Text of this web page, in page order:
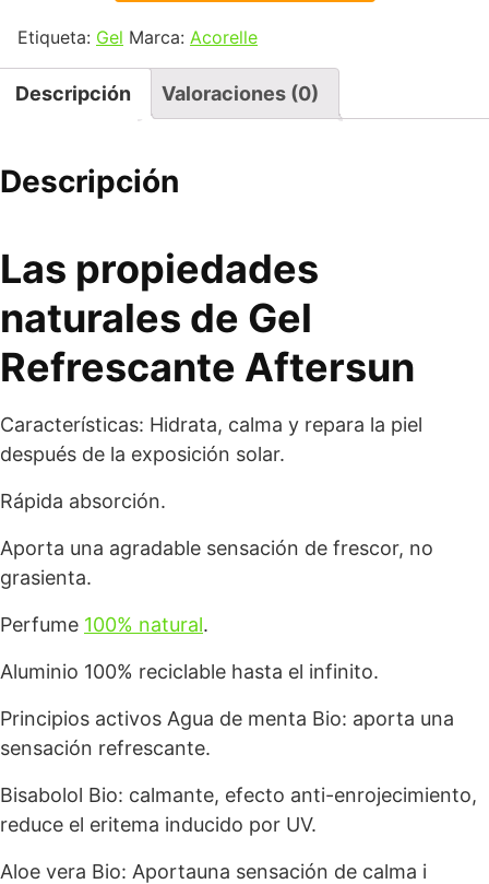
Etiqueta: Gel Marca: Acorelle
Descripción Valoraciones (0)
Descripción
Las propiedades
naturales de Gel
Refrescante Aftersun
Características: Hidrata, calma y repara la piel
después de la exposición solar.
Rápida absorción.
Aporta una agradable sensación de frescor, no
grasienta.
Perfume 100% natural.
Aluminio 100% reciclable hasta el infinito.
Principios activos Agua de menta Bio: aporta una
sensación refrescante.
Bisabolol Bio: calmante, efecto anti-enrojecimiento,
reduce el eritema inducido por UV.
Aloe vera Bio: Aportauna sensación de calma i